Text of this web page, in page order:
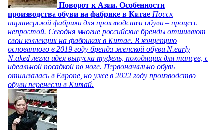
Поворот к Азии. Особенности
производства обуви на фабрике в Китае Поиск
партнерской фабрики для производства обуви – процесс
непростой. Сегодня многие российские бренды отшивают
свои коллекции на фабриках в Китае. В концепцию
основанного в 2019 году бренда женской обуви N.early
N.aked легла идея выпуска туфель, походящих для танцев, с
идеальной посадкой по ноге. Первоначально обувь
отшивалась в Европе, но уже в 2022 году производство
обуви перенесли в Китай.